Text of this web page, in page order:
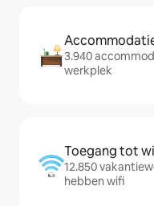
3.940
werkplek
Toegang tot
12.850
hebben wifi